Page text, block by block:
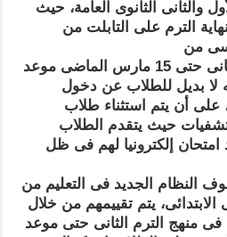
والثانى الثانوى العامة، حيث
الترم على التابلت من
من
بداية الفصل الدراسى الثانى حتى 15 مارس الماضى موعد
لا بديل للطلاب عن دخول
على أن يتم استثناء طلاب
حيث يتقدم الطلاب
إلكترونيا لهم فى ظل
النظام الجديد فى التعليم من
يتم تقييمهم من خلال
فى منهج الترم الثانى حتى موعد